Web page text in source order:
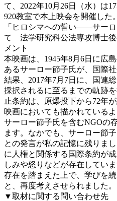
て、2022年10月26日（水）は
920教室で本上映会を開催した。
「ヒロシマへの誓い――サー
て 法学研究科公法専攻博士後
メント
本映画は、1945年8月6日に広
あるサーロー節子氏が、国際
結果、2017年7月7日に、国連
採択されるに至るまでの軌跡
止条約は、原爆投下から72年
映画においても描かれている
サーロー節子氏を含むNGOの
ます。なかでも、サーロー節
との発言が私の記憶に残りま
に人権と関係する国際条約が
しみや怒りなどが存在してい
存在を踏まえた上で、学びを
と、再度考えさせられました。
▼取材に関する問い合わせ先